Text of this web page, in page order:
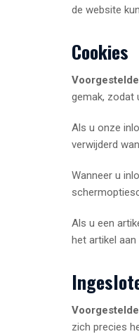
de website
Cookies
gemak, zodat
Als u onze
verwijderd
Wanneer u
Als u een
het artikel
zich precies